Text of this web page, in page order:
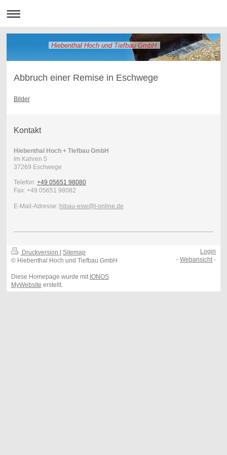
Hiebenthal Hoch und Tiefbau GmbH
Abbruch einer Remise in Eschwege
Bilder
Kontakt
Hiebenthal Hoch + Tiefbau GmbH
Im Kahren 5
37269 Eschwege
Telefon: +49 05651 98080
Fax: +49 05651 98082
E-Mail-Adresse: hibau-esw@t-online.de
Druckversion
Sitemap
© Hiebenthal Hoch und Tiefbau GmbH
Diese Homepage wurde mit IONOS
MyWebsite erstellt.
Login
-Webansicht-